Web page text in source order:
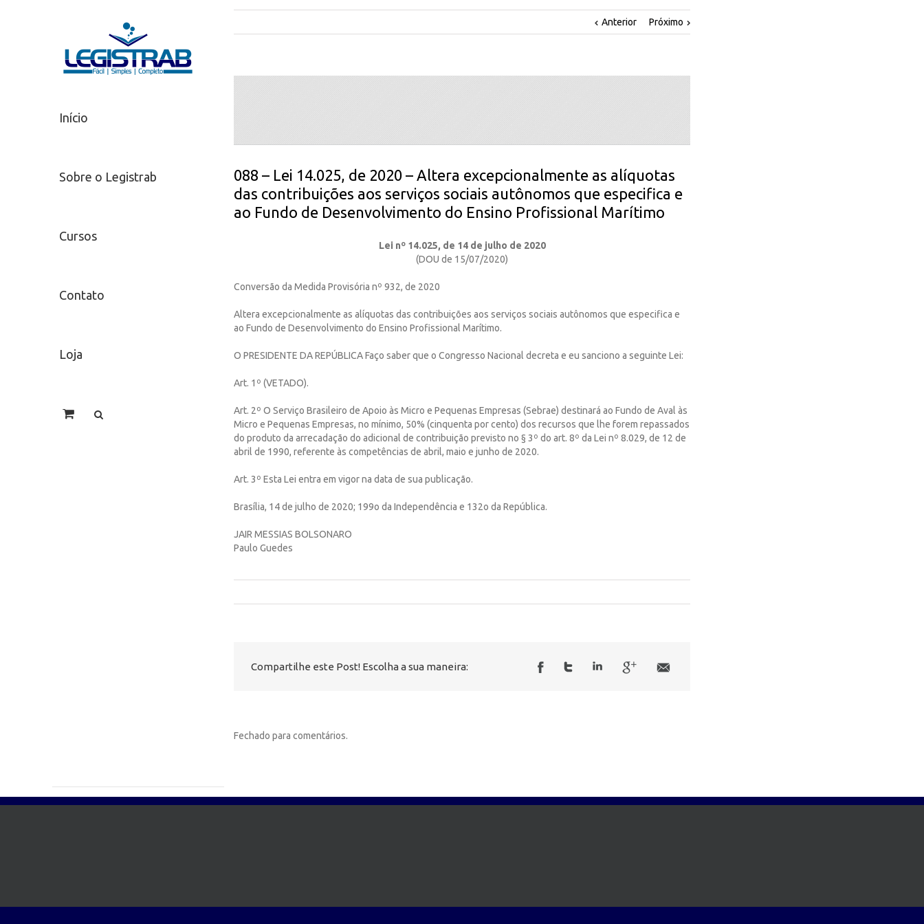
Início
Sobre o Legistrab
Cursos
Contato
Loja
Anterior Próximo
088 – Lei 14.025, de 2020 – Altera excepcionalmente as alíquotas
das contribuições aos serviços sociais autônomos que especifica e
ao Fundo de Desenvolvimento do Ensino Profissional Marítimo
Lei nº 14.025, de 14 de julho de 2020
(DOU de 15/07/2020)
Conversão da Medida Provisória nº 932, de 2020
Altera excepcionalmente as alíquotas das contribuições aos serviços sociais autônomos que especifica e
ao Fundo de Desenvolvimento do Ensino Profissional Marítimo.
O PRESIDENTE DA REPÚBLICA Faço saber que o Congresso Nacional decreta e eu sanciono a seguinte Lei:
Art. 1º (VETADO).
Art. 2º O Serviço Brasileiro de Apoio às Micro e Pequenas Empresas (Sebrae) destinará ao Fundo de Aval às
Micro e Pequenas Empresas, no mínimo, 50% (cinquenta por cento) dos recursos que lhe forem repassados
do produto da arrecadação do adicional de contribuição previsto no § 3º do art. 8º da Lei nº 8.029, de 12 de
abril de 1990, referente às competências de abril, maio e junho de 2020.
Art. 3º Esta Lei entra em vigor na data de sua publicação.
Brasília, 14 de julho de 2020; 199o da Independência e 132o da República.
JAIR MESSIAS BOLSONARO
Paulo Guedes
Compartilhe este Post! Escolha a sua maneira:
Fechado para comentários.